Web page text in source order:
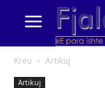
Kreu Artikuj
Artikuj